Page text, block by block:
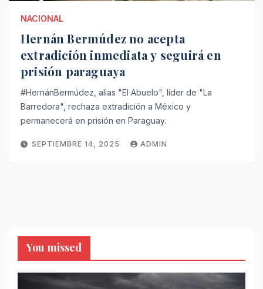
NACIONAL
Hernán Bermúdez no acepta
extradición inmediata y seguirá en
prisión paraguaya
#HernánBermúdez, alias "El Abuelo", líder de "La
Barredora", rechaza extradición a México y
permanecerá en prisión en Paraguay.
SEPTIEMBRE 14, 2025 ADMIN
You missed